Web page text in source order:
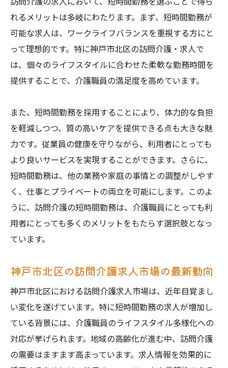
訪問介護求人でワークライフバランスを実
現する方法
神戸市北区で地域貢献訪問介護求人短時間での
働き方を紹介
短時間勤務で地域貢献を目指す訪問介護求
人
訪問介護で地域に貢献するための短時間勤
地域社会に貢献する訪問介護求人のメリッ
ト
神戸市北区で地域貢献を考えた訪問介護求
人の選び方
神戸市北区訪問介護求人短時間勤務で叶える理
想の生活
訪問介護求人で理想のライフスタイルを追
求
短時間勤務が実現する訪問介護と理想の生
活
れるメリットは多岐にわたります。まず、短時間勤務が
可能な求人は、ワークライフバランスを重視する方にと
って理想的です。特に神戸市北区の訪問介護・求人で
は、個々のライフスタイルに合わせた柔軟な勤務時間を
提供することで、介護職員の満足度を高めています。
また、短時間勤務を採用することにより、体力的な負担
を軽減しつつ、質の高いケアを提供できる点も大きな魅
力です。従業員の健康を守りながら、利用者にとっても
より良いサービスを実現することができます。さらに、
短時間勤務は、他の業務や家庭の事情との調整がしやす
く、仕事とプライベートの両立を可能にします。このよ
うに、訪問介護の短時間勤務は、介護職員にとっても利
用者にとっても多くのメリットをもたらす選択肢となっ
ています。
神戸市北区の訪問介護求人市場の最新動向
神戸市北区における訪問介護求人市場は、近年目覚まし
い変化を遂げています。特に短時間勤務の求人が増加し
ている背景には、介護職員のライフスタイル多様化への
対応が挙げられます。地域の高齢化が進む中、訪問介護
の需要はますます高まっています。求人情報を効果的に